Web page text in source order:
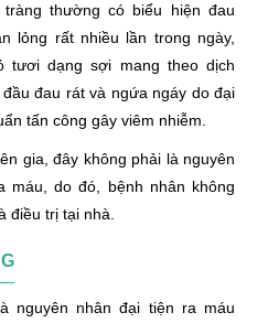
thường có biểu hiện đau
lỏng rất nhiều lần trong ngày,
tươi dạng sợi mang theo dịch
đau rát và ngứa ngáy do đại
tấn công gây viêm nhiễm.
gia, đây không phải là nguyên
máu, do đó, bệnh nhân không
điều trị tại nhà.
nguyên nhân đại tiện ra máu